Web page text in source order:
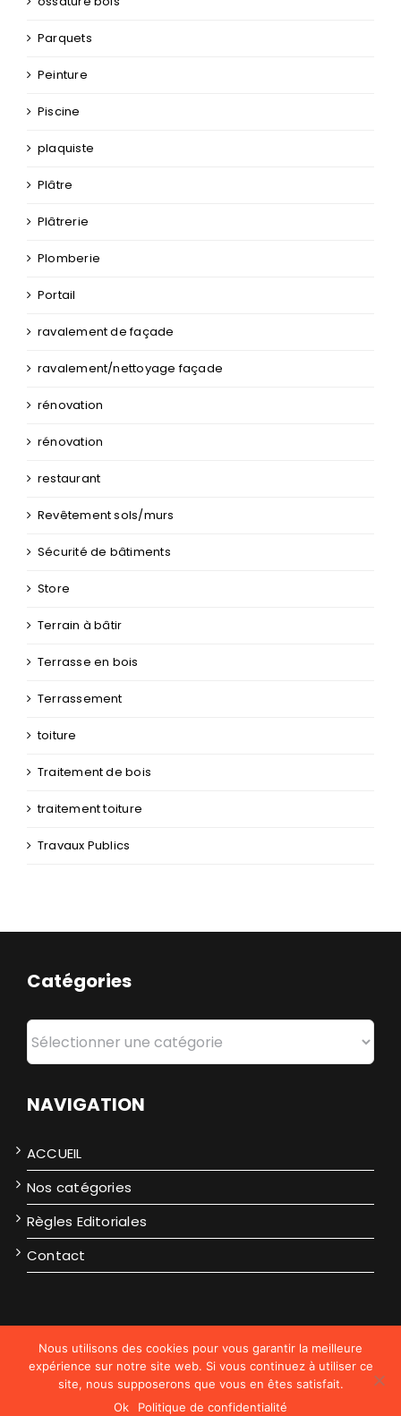
Piscine
plaquiste
Plâtre
Plâtrerie
Plomberie
Portail
ravalement de façade
ravalement/nettoyage façade
rénovation
rénovation
restaurant
Revêtement sols/murs
Sécurité de bâtiments
Store
Terrain à bâtir
Terrasse en bois
Terrassement
toiture
Traitement de bois
traitement toiture
Travaux Publics
Catégories
ACCUEIL
Contact
Nous utilisons des cookies pour vous garantir la meilleure
expérience sur notre site web. Si vous continuez à utiliser ce
site, nous supposerons que vous en êtes satisfait.
Ok
Politique de confidentialité